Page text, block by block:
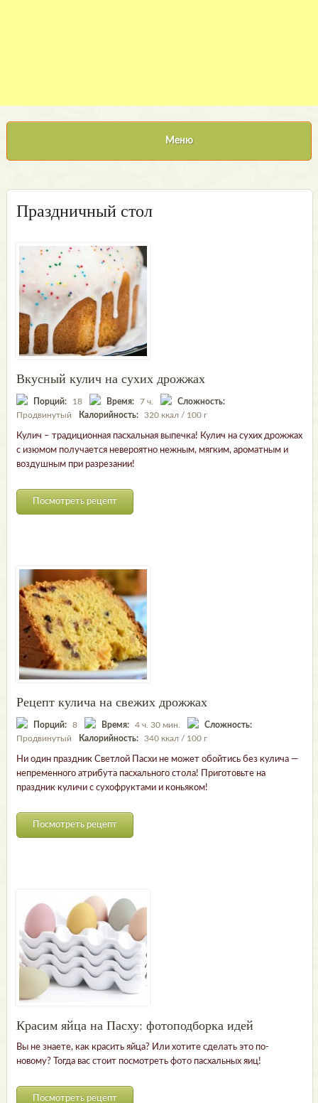
Меню
Праздничный стол
Вкусный кулич на сухих дрожжах
Порций: 18 Время: 7 ч.
Сложность:
Продвинутый
Калорийность: 320 ккал / 100 г
Кулич – традиционная пасхальная выпечка! Кулич на сухих дрожжах
с изюмом получается невероятно нежным, мягким, ароматным и
воздушным при разрезании!
Посмотреть рецепт
Рецепт кулича на свежих дрожжах
Порций: 8 Время: 4 ч. 30 мин.
Сложность:
Продвинутый
Калорийность: 340 ккал / 100 г
Ни один праздник Светлой Пасхи не может обойтись без кулича —
непременного атрибута пасхального стола! Приготовьте на
праздник куличи с сухофруктами и коньяком!
Посмотреть рецепт
Красим яйца на Пасху: фотоподборка идей
Вы не знаете, как красить яйца? Или хотите сделать это по-
новому? Тогда вас стоит посмотреть фото пасхальных яиц!
Посмотреть рецепт